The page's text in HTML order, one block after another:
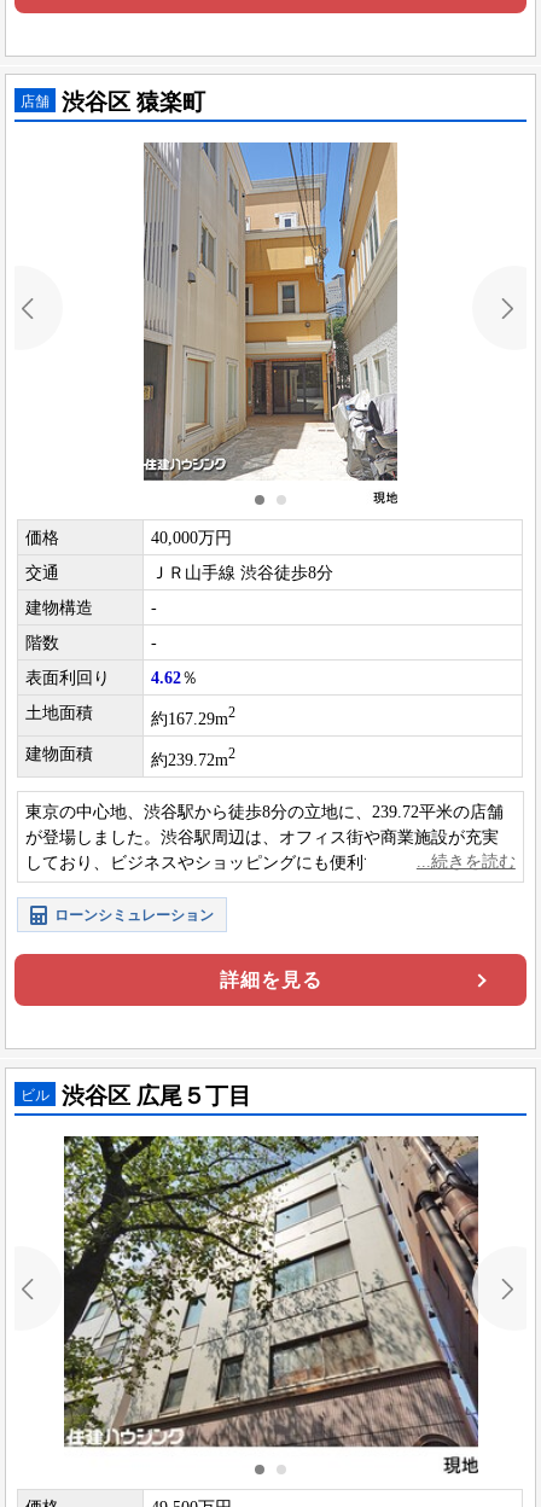
店舗 渋谷区 猿楽町
価格
40,000万円
交通
ＪＲ山手線 渋谷徒歩8分
建物構造
-
階数
-
表面利回り
4.62％
土地面積
約167.29m2
建物面積 約239.72m2
東京の中心地、渋谷駅から徒歩8分の立地に、239.72平米の店舗
が登場しました。渋谷駅周辺は、オフィス街や商業施設が充実
しており、ビジネスやショッピングにも便利です。また、代官
山や恵比寿など、人気エリアも徒歩圏内です。
ローンシミュレーション
詳細を見る
ビル 渋谷区 広尾５丁目